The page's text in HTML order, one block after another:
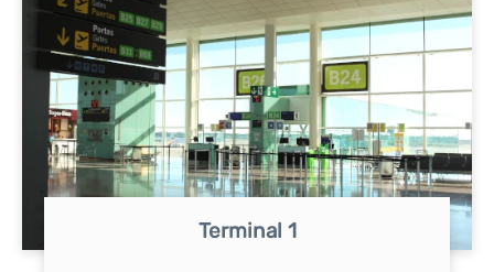
Terminal 1